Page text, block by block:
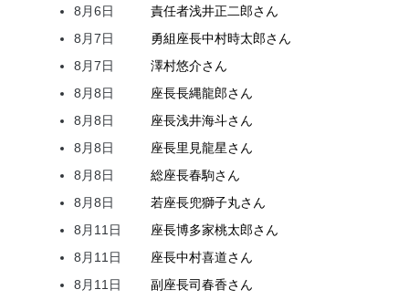
8月6日
責任者浅井正二郎さん
8月7日
勇組座長中村時太郎さん
8月7日
澤村悠介さん
8月8日
座長長縄龍郎さん
8月8日
座長浅井海斗さん
8月8日
座長里見龍星さん
8月8日
総座長春駒さん
8月8日
若座長兜獅子丸さん
8月11日
座長博多家桃太郎さん
8月11日
座長中村喜道さん
8月11日
副座長司春香さん